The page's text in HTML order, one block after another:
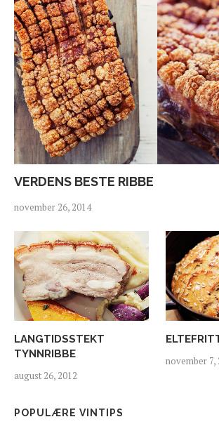
VERDENS BESTE RIBBE
november 26, 2014
LANGTIDSSTEKT
TYNNRIBBE
august 26, 2012
november 7,
POPULÆRE VINTIPS